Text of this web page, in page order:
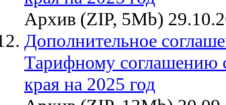
Архив (ZIP, 5Mb)
Дополнительное
Тарифному соглашению
края на 2025 год